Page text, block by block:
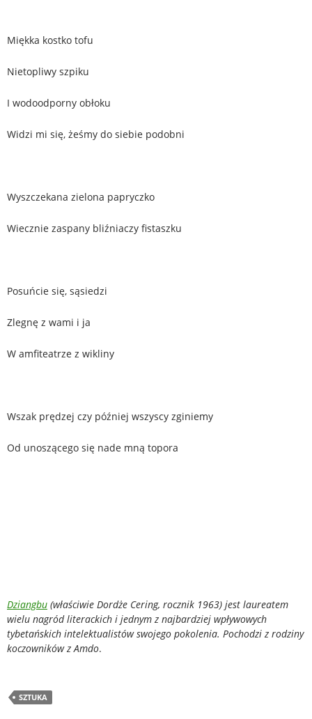
Miękka kostko tofu
Nietopliwy szpiku
I wodoodporny obłoku
Widzi mi się, żeśmy do siebie podobni
Wyszczekana zielona papryczko
Wiecznie zaspany bliźniaczy fistaszku
Posuńcie się, sąsiedzi
Zlegnę z wami i ja
W amfiteatrze z wikliny
Wszak prędzej czy później wszyscy zginiemy
Od unoszącego się nade mną topora
Dziangbu (właściwie Dordże Cering, rocznik 1963) jest laureatem
wielu nagród literackich i jednym z najbardziej wpływowych
tybetańskich intelektualistów swojego pokolenia. Pochodzi z rodziny
koczowników z Amdo.
SZTUKA